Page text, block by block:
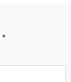
*